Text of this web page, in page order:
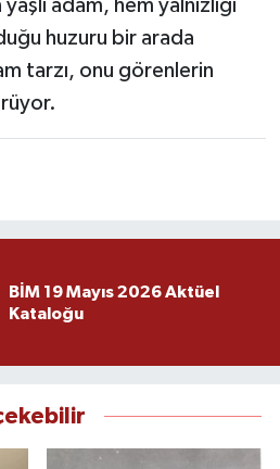
adam, hem yalnızlığı
huzuru bir arada
tarzı, onu görenlerin
BİM 19 Mayıs 2026 Aktüel
Kataloğu